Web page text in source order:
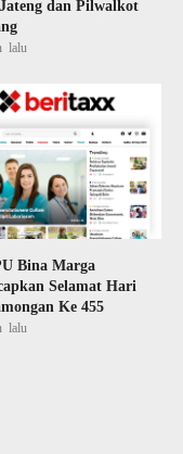
dan Pilwalkot
lalu
Bina Marga
Selamat Hari
Ke 455
lalu